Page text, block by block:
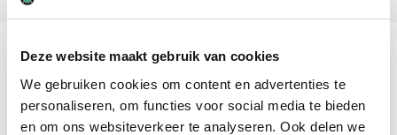
Deze website maakt gebruik van cookies
We gebruiken cookies om content en advertenties te
personaliseren, om functies voor social media te bieden
en om ons websiteverkeer te analyseren. Ook delen we
Hoge klantbeoordelingen: 9/10
Snelle levering